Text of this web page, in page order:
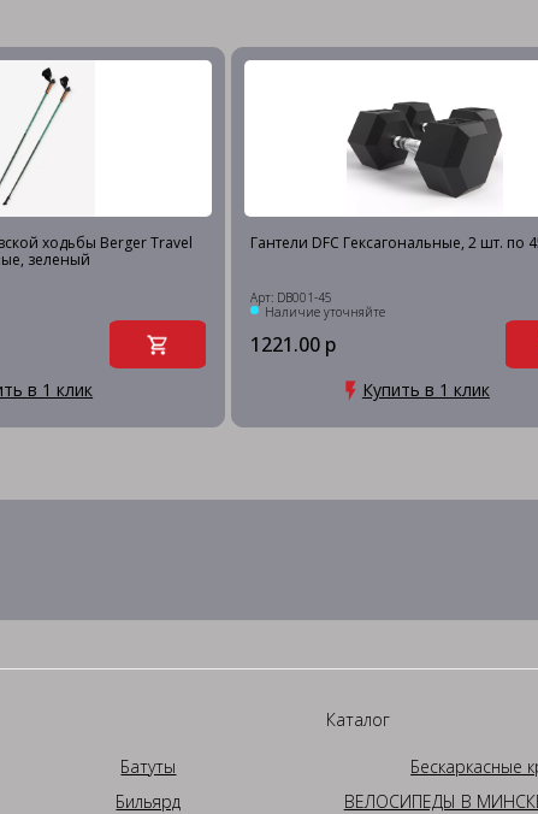
ходьбы Berger Travel
зеленый
в 1 клик
Гантели DFC Гексагональные, 2 шт. по
Арт: DB001-45
Наличие уточняйте
1221.00 р
Купить в 1 клик
Каталог
Батуты
Бескаркасные
Бильярд
ВЕЛОСИПЕДЫ В